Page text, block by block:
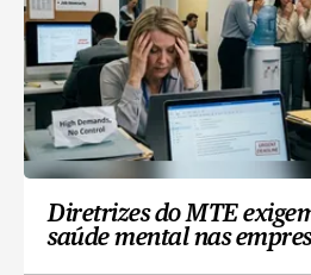
Diretrizes do MTE
saúde mental nas